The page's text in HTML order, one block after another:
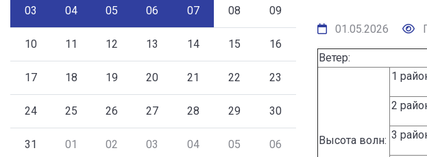
03 04 05 06 07 08 09
10 11 12 13 14 15 16
17 18 19 20 21 22 23
24 25 26 27 28 29 30
31 01 02 03 04 05 06
01.05.2026
Ветер:
Высота волн:
1
2
3